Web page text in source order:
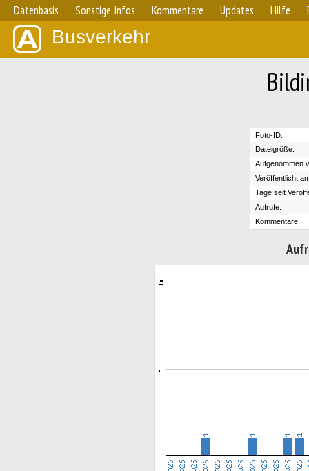
Datenbasis Sonstige Infos Kommentare Updates Hilfe
Busverkehr
Foto-ID:
Dateigröße:
Aufgenommen
Veröffentlicht
Tage seit
Aufrufe:
Kommentare: